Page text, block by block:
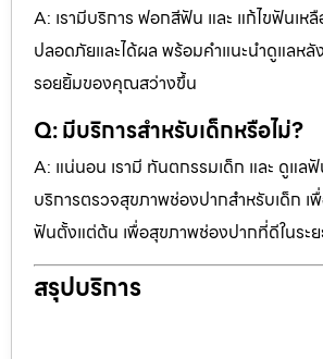
A: เรามีบริการ ฟอกสีฟัน และ แก้ไขฟันเห
ปลอดภัยและได้ผล พร้อมคำแนะนำดูแลหลั
รอยยิ้มของคุณสว่างขึ้น
Q: มีบริการสำหรับเด็กหรือไม่?
A: แน่นอน เรามี ทันตกรรมเด็ก และ ดูแล
บริการตรวจสุขภาพช่องปากสำหรับเด็ก เ
ฟันตั้งแต่ต้น เพื่อสุขภาพช่องปากที่ดีในระย
สรุปบริการ